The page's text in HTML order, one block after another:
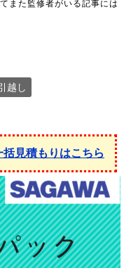
越し
見積もりはこちら